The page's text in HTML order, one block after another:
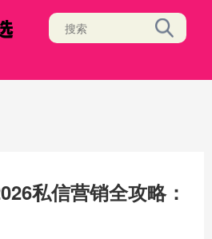
私信营销全攻略：